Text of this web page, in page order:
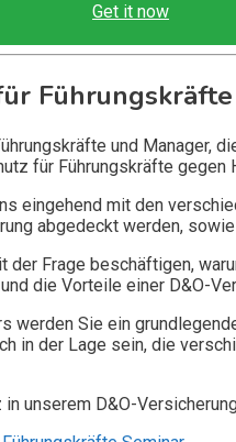
Get it now
und Manager,
für Führungskräfte
eingehend mit den
abgedeckt werden,
der Frage beschäftigen,
die Vorteile einer D&O-
werden Sie ein
in der Lage sein, die
unserem D&O-